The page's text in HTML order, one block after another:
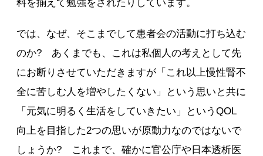
料を揃えて勉強をされたりしています。
では、なぜ、そこまでして患者会の活動に打ち込む
のか? あくまでも、これは私個人の考えとして先
にお断りさせていただきますが「これ以上慢性腎不
全に苦しむ人を増やしたくない」という思いと共に
「元気に明るく生活をしていきたい」というQOL
向上を目指した2つの思いが原動力なのではないで
しょうか? これまで、確かに官公庁や日本透析医